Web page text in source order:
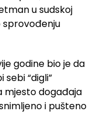
u sudskoj
sprovođenju
godine bio je da
“digli”
mjesto događaja
i pušteno